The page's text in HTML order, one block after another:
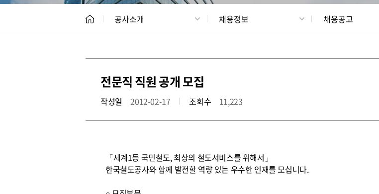
공사소개 채용정보 채용공고
전문직 직원 공개 모집
작성일 2012-02-17 조회수 11,223
「세계1등 국민철도, 최상의 철도서비스를 위해서」
한국철도공사와 함께 발전할 역량 있는 우수한 인재를 모십니다.